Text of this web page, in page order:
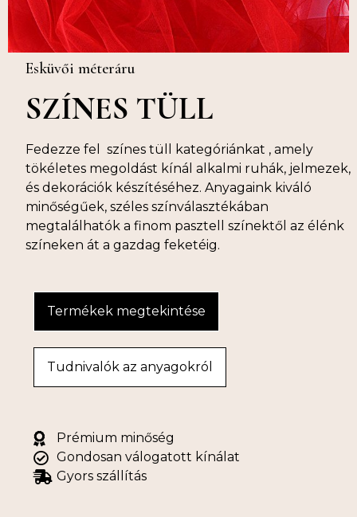
Esküvői méteráru
SZÍNES TÜLL
Fedezze fel színes tüll kategóriánkat , amely
tökéletes megoldást kínál alkalmi ruhák, jelmezek,
és dekorációk készítéséhez. Anyagaink kiváló
minőségűek, széles színválasztékában
megtalálhatók a finom pasztell színektől az élénk
színeken át a gazdag feketéig.
Termékek megtekintése
Tudnivalók az anyagokról
Prémium minőség
Gondosan válogatott kínálat
Gyors szállítás